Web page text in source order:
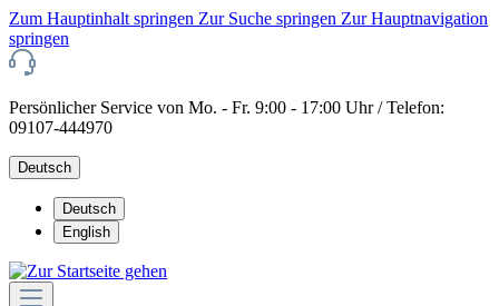
Zum Hauptinhalt springen Zur Suche springen Zur Hauptnavigation
springen
Persönlicher Service von Mo. - Fr. 9:00 - 17:00 Uhr / Telefon:
09107-444970
Deutsch
Deutsch
English